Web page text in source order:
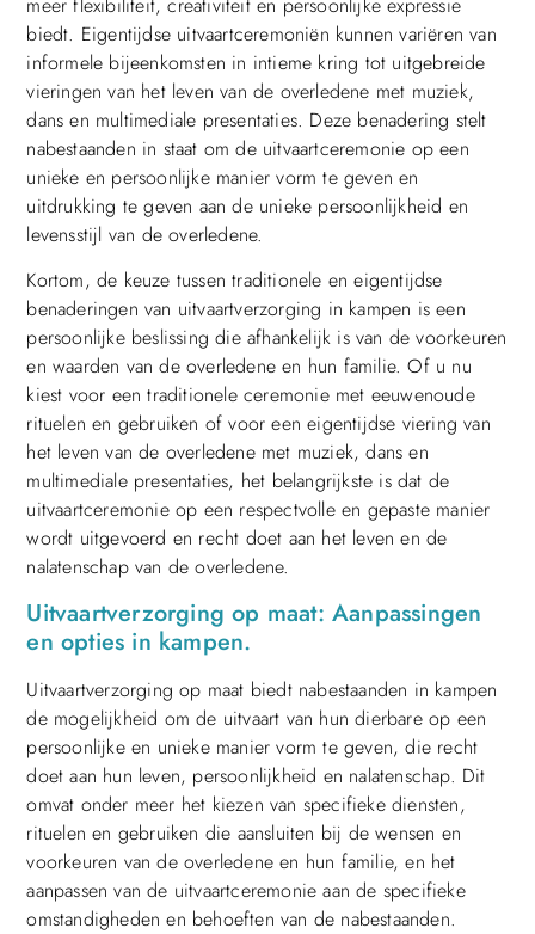
biedt. Eigentijdse uitvaartceremoniën kunnen variëren van
informele bijeenkomsten in intieme kring tot uitgebreide
vieringen van het leven van de overledene met muziek,
dans en multimediale presentaties. Deze benadering stelt
nabestaanden in staat om de uitvaartceremonie op een
unieke en persoonlijke manier vorm te geven en
uitdrukking te geven aan de unieke persoonlijkheid en
levensstijl van de overledene.
Kortom, de keuze tussen traditionele en eigentijdse
benaderingen van uitvaartverzorging in kampen is een
persoonlijke beslissing die afhankelijk is van de voorkeuren
en waarden van de overledene en hun familie. Of u nu
kiest voor een traditionele ceremonie met eeuwenoude
rituelen en gebruiken of voor een eigentijdse viering van
het leven van de overledene met muziek, dans en
multimediale presentaties, het belangrijkste is dat de
uitvaartceremonie op een respectvolle en gepaste manier
wordt uitgevoerd en recht doet aan het leven en de
nalatenschap van de overledene.
Uitvaartverzorging op maat: Aanpassingen
en opties in kampen.
Uitvaartverzorging op maat biedt nabestaanden in kampen
de mogelijkheid om de uitvaart van hun dierbare op een
persoonlijke en unieke manier vorm te geven, die recht
doet aan hun leven, persoonlijkheid en nalatenschap. Dit
omvat onder meer het kiezen van specifieke diensten,
rituelen en gebruiken die aansluiten bij de wensen en
voorkeuren van de overledene en hun familie, en het
aanpassen van de uitvaartceremonie aan de specifieke
omstandigheden en behoeften van de nabestaanden.